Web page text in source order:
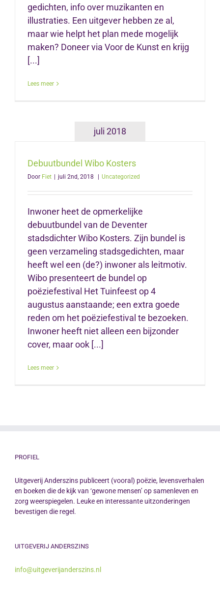
gedichten, info over muzikanten en
illustraties. Een uitgever hebben ze al,
maar wie helpt het plan mede mogelijk
maken? Doneer via Voor de Kunst en krijg
[...]
Lees meer
juli 2018
Debuutbundel Wibo Kosters
Door Fiet | juli 2nd, 2018 | Uncategorized
Inwoner heet de opmerkelijke
debuutbundel van de Deventer
stadsdichter Wibo Kosters. Zijn bundel is
geen verzameling stadsgedichten, maar
heeft wel een (de?) inwoner als leitmotiv.
Wibo presenteert de bundel op
poëziefestival Het Tuinfeest op 4
augustus aanstaande; een extra goede
reden om het poëziefestival te bezoeken.
Inwoner heeft niet alleen een bijzonder
cover, maar ook [...]
Lees meer
PROFIEL
Uitgeverij Anderszins publiceert (vooral) poëzie, levensverhalen
en boeken die de kijk van ‘gewone mensen’ op samenleven en
zorg weerspiegelen. Leuke en interessante uitzonderingen
bevestigen die regel.
UITGEVERIJ ANDERSZINS
info@uitgeverijanderszins.nl